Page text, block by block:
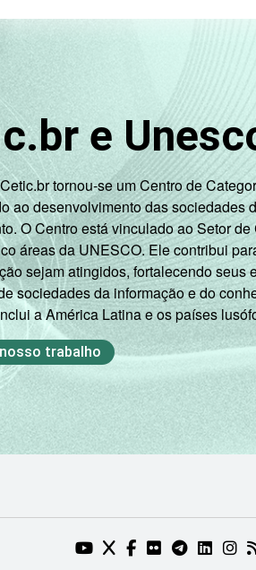
e
tornou-se um Centro de
ao desenvolvimento das sociedades
O Centro está vinculado ao Setor
áreas da UNESCO. Ele contribui
sejam atingidos, fortalecendo seus
sociedades da informação e do
a América Latina e os países
trabalho
YOUTUBE DO NIC.BR
TWITTER DO NIC.BR
FACEBOOK DO
FLICKR DO
TELEGRAM